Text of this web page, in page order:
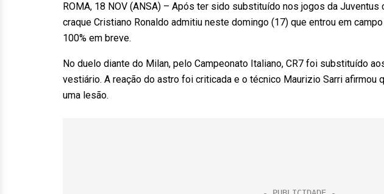
ROMA, 18 NOV (ANSA) – Após ter sido substituído nos jogos da
craque Cristiano Ronaldo admitiu neste domingo (17) que entrou em
100% em breve.
No duelo diante do Milan, pelo Campeonato Italiano, CR7 foi substituído
vestiário. A reação do astro foi criticada e o técnico Maurizio Sarri afirmou
uma lesão.